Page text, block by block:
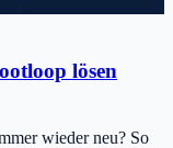
lösen
wieder neu? So